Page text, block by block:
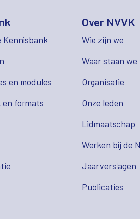
Kennisbank
en modules
en formats
Over NVVK
Wie zijn we
Waar staan we
Organisatie
Onze leden
Lidmaatschap
Werken bij de
Jaarverslagen
Publicaties